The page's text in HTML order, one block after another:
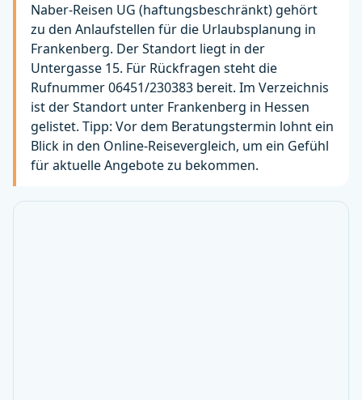
Naber-Reisen UG (haftungsbeschränkt) gehört
zu den Anlaufstellen für die Urlaubsplanung in
Frankenberg. Der Standort liegt in der
Untergasse 15. Für Rückfragen steht die
Rufnummer 06451/230383 bereit. Im Verzeichnis
ist der Standort unter Frankenberg in Hessen
gelistet. Tipp: Vor dem Beratungstermin lohnt ein
Blick in den Online-Reisevergleich, um ein Gefühl
für aktuelle Angebote zu bekommen.